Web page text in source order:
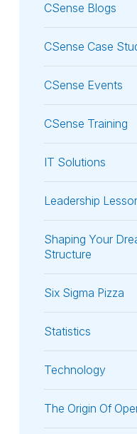
CSense Blogs
CSense Case
CSense Events
CSense Training
IT Solutions
Leadership
Shaping Your
Structure
Six Sigma Pizza
Statistics
Technology
The Origin Of